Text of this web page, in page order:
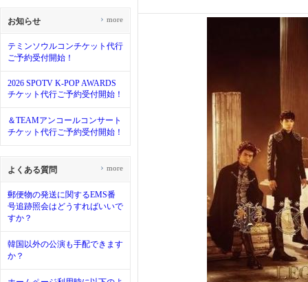
お知らせ
テミンソウルコンチケット代行
ご予約受付開始！
2026 SPOTV K-POP AWARDS
チケット代行ご予約受付開始！
＆TEAMアンコールコンサート
チケット代行ご予約受付開始！
› more
よくある質問
郵便物の発送に関するEMS番
号追跡照会はどうすればいいで
すか？
韓国以外の公演も手配できます
か？
› more